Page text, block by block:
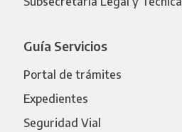
Guía Servicios
Portal de trámites
Expedientes
Seguridad Vial